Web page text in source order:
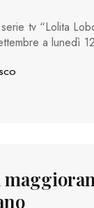
tv “Lolita
a lunedì